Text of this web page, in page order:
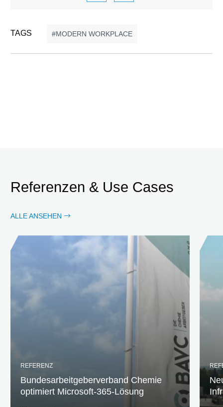
TAGS MODERN WORKPLACE
Referenzen & Use Cases
ALLE ANSEHEN
REFERENZ
Bundesarbeitgeberverband Chemie
optimiert Microsoft-365-Lösung